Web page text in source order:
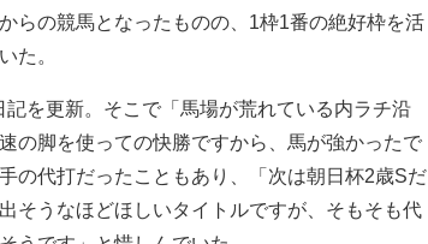
らの競馬となったものの、1枠1番の絶好枠を活
た。
を更新。そこで「馬場が荒れている内ラチ沿
の脚を使っての快勝ですから、馬が強かったで
の代打だったこともあり、「次は朝日杯2歳Sだ
そうなほどほしいタイトルですが、そもそも代